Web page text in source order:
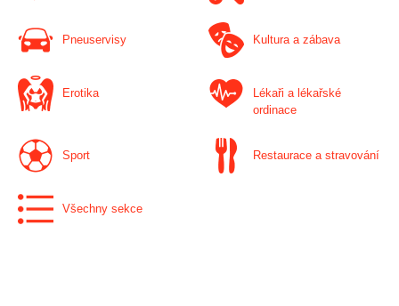
Pneuservisy Kultura a zábava
Erotika
Lékaři a lékařské
ordinace
Sport Restaurace a stravování
Všechny sekce